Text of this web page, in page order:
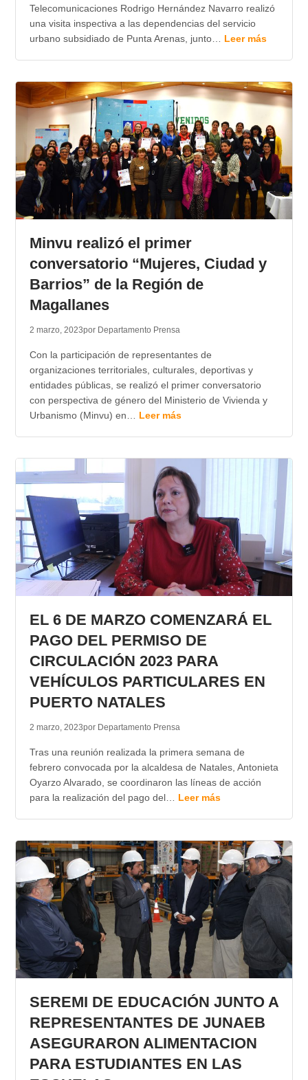
Telecomunicaciones Rodrigo Hernández Navarro realizó
una visita inspectiva a las dependencias del servicio
urbano subsidiado de Punta Arenas, junto… Leer más
Minvu realizó el primer
conversatorio “Mujeres, Ciudad y
Barrios” de la Región de
Magallanes
2 marzo, 2023por Departamento Prensa
Con la participación de representantes de
organizaciones territoriales, culturales, deportivas y
entidades públicas, se realizó el primer conversatorio
con perspectiva de género del Ministerio de Vivienda y
Urbanismo (Minvu) en… Leer más
EL 6 DE MARZO COMENZARÁ EL
PAGO DEL PERMISO DE
CIRCULACIÓN 2023 PARA
VEHÍCULOS PARTICULARES EN
PUERTO NATALES
2 marzo, 2023por Departamento Prensa
Tras una reunión realizada la primera semana de
febrero convocada por la alcaldesa de Natales, Antonieta
Oyarzo Alvarado, se coordinaron las líneas de acción
para la realización del pago del… Leer más
SEREMI DE EDUCACIÓN JUNTO A
REPRESENTANTES DE JUNAEB
ASEGURARON ALIMENTACION
PARA ESTUDIANTES EN LAS